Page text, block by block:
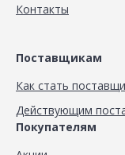
Контакты
Поставщикам
Как стать
Действующим
Покупателям